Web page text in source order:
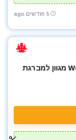
5 חודשים ago
סט 30 ביטים וורה Wera מגוון למברגת